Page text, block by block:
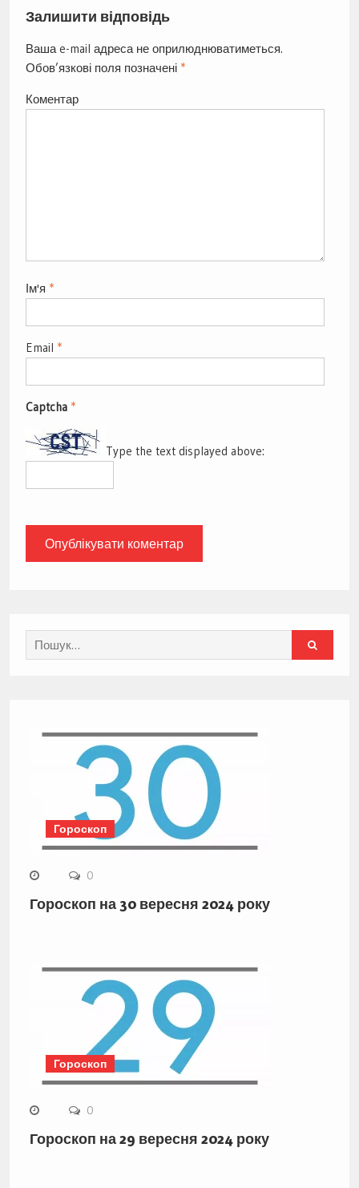
Залишити відповідь
Ваша e-mail адреса не оприлюднюватиметься.
Обов’язкові поля позначені *
Коментар
Ім'я *
Email *
Captcha *
Type the text displayed above:
Search
for:
Гороскоп
0
Гороскоп на 30 вересня 2024 року
Гороскоп
0
Гороскоп на 29 вересня 2024 року